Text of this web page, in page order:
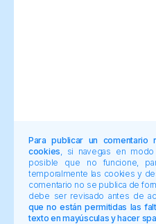
Para publicar un comentario
cookies , si navegas en
posible que no funcione,
temporalmente las cookies y
comentario no se publica de
debe ser revisado antes de
que no están permitidas las
texto en mayúsculas y hacer